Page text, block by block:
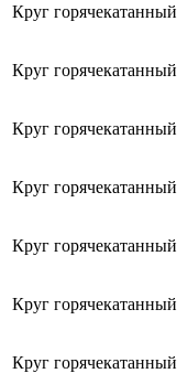
Круг горячекатанный
Круг горячекатанный
Круг горячекатанный
Круг горячекатанный
Круг горячекатанный
Круг горячекатанный
Круг горячекатанный